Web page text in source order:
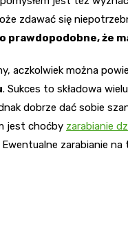
zdawać się
prawdopodobne, że
aczkolwiek można
. Sukces to składowa
dobrze dać sobie
jest choćby zarabianie
Ewentualne zarabianie na